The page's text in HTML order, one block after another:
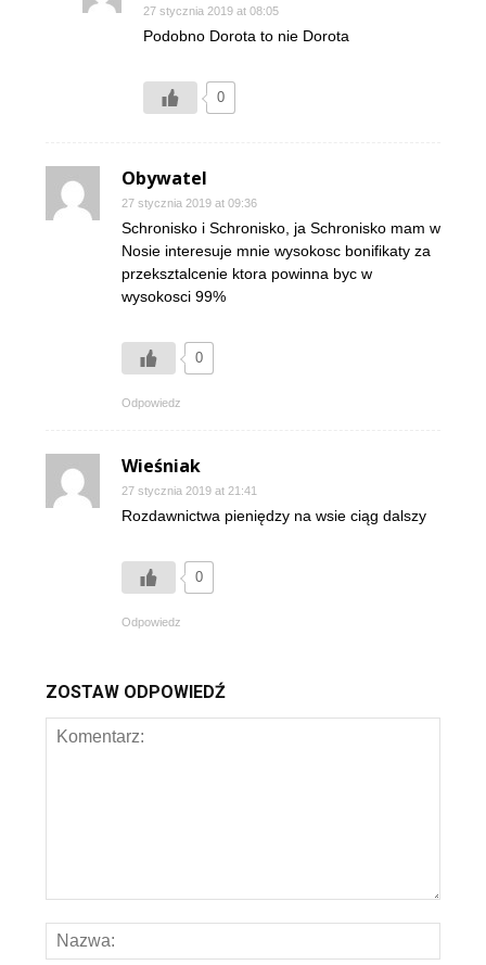
27 stycznia 2019 at 08:05
Podobno Dorota to nie Dorota
0
Obywatel
27 stycznia 2019 at 09:36
Schronisko i Schronisko, ja Schronisko mam w
Nosie interesuje mnie wysokosc bonifikaty za
przeksztalcenie ktora powinna byc w
wysokosci 99%
0
Odpowiedz
Wieśniak
27 stycznia 2019 at 21:41
Rozdawnictwa pieniędzy na wsie ciąg dalszy
0
Odpowiedz
ZOSTAW ODPOWIEDŹ